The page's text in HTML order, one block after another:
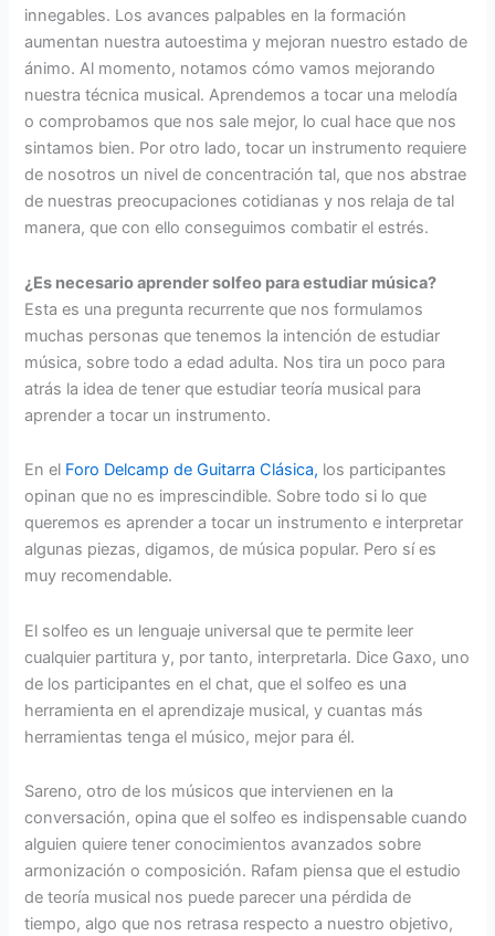
innegables. Los avances palpables en la formación
aumentan nuestra autoestima y mejoran nuestro estado de
ánimo. Al momento, notamos cómo vamos mejorando
nuestra técnica musical. Aprendemos a tocar una melodía
o comprobamos que nos sale mejor, lo cual hace que nos
sintamos bien. Por otro lado, tocar un instrumento requiere
de nosotros un nivel de concentración tal, que nos abstrae
de nuestras preocupaciones cotidianas y nos relaja de tal
manera, que con ello conseguimos combatir el estrés.
¿Es necesario aprender solfeo para estudiar música?
Esta es una pregunta recurrente que nos formulamos
muchas personas que tenemos la intención de estudiar
música, sobre todo a edad adulta. Nos tira un poco para
atrás la idea de tener que estudiar teoría musical para
aprender a tocar un instrumento.
En el Foro Delcamp de Guitarra Clásica, los participantes
opinan que no es imprescindible. Sobre todo si lo que
queremos es aprender a tocar un instrumento e interpretar
algunas piezas, digamos, de música popular. Pero sí es
muy recomendable.
El solfeo es un lenguaje universal que te permite leer
cualquier partitura y, por tanto, interpretarla. Dice Gaxo, uno
de los participantes en el chat, que el solfeo es una
herramienta en el aprendizaje musical, y cuantas más
herramientas tenga el músico, mejor para él.
Sareno, otro de los músicos que intervienen en la
conversación, opina que el solfeo es indispensable cuando
alguien quiere tener conocimientos avanzados sobre
armonización o composición. Rafam piensa que el estudio
de teoría musical nos puede parecer una pérdida de
tiempo, algo que nos retrasa respecto a nuestro objetivo,